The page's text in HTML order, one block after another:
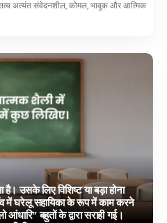
अत्यंत संवेदनशील, कोमल, भावुक और आत्मिक
उसके लिए विशिष्ट या बड़ा होना
में घरेलू सहायिका के रूप में काम करने
बहुतों के द्वारा सराही गई।